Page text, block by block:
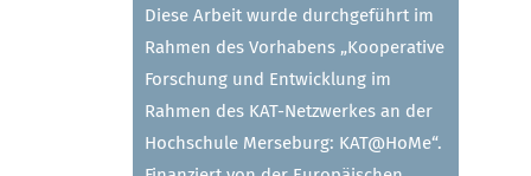
Diese Arbeit wurde durchgeführt im
Rahmen des Vorhabens „Kooperative
Forschung und Entwicklung im
Rahmen des KAT-Netzwerkes an der
Hochschule Merseburg: KAT@HoMe“.